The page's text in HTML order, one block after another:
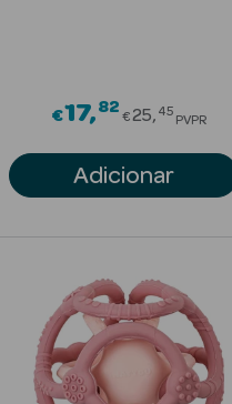
Solares
Protetores
Solares de
Solares de
Corpo
Protetores
Solares Infantis
€17 82Price
€25 45
PVPR
Adicionar